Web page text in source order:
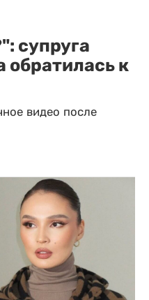
супруга
обратилась к
видео после